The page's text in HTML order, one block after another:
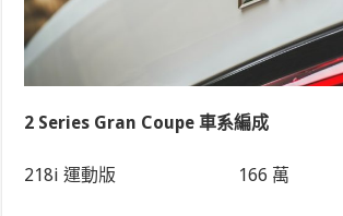
2 Series Gran Coupe 車系編成
218i 運動版 166 萬